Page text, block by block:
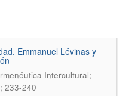
Emmanuel Lévinas y
Intercultural;
233-240